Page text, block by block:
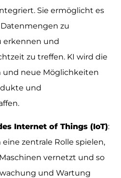
Sie ermöglicht es
zu
erkennen und
zu treffen. KI wird die
neue Möglichkeiten
und
Internet of Things (IoT):
zentrale Rolle spielen,
vernetzt und so
und Wartung